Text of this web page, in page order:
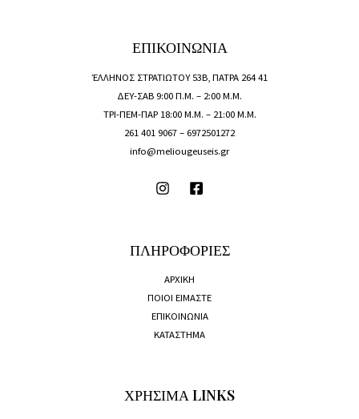
ΕΠΙΚΟΙΝΩΝΙΑ
ΈΛΛΗΝΟΣ ΣΤΡΑΤΙΩΤΟΥ 53Β, ΠΑΤΡΑ 264 41
ΔΕΥ-ΣΑΒ 9:00 Π.Μ. – 2:00 Μ.Μ.
ΤΡΙ-ΠΕΜ-ΠΑΡ 18:00 Μ.Μ. – 21:00 Μ.Μ.
261 401 9067 –6972501272
info@meliougeuseis.gr
ΠΛΗΡΟΦΟΡΙΕΣ
ΑΡΧΙΚΗ
ΠΟΙΟΙ ΕΙΜΑΣΤΕ
ΕΠΙΚΟΙΝΩΝΙΑ
ΚΑΤΑΣΤΗΜΑ
ΧΡΗΣΙΜΑ LINKS